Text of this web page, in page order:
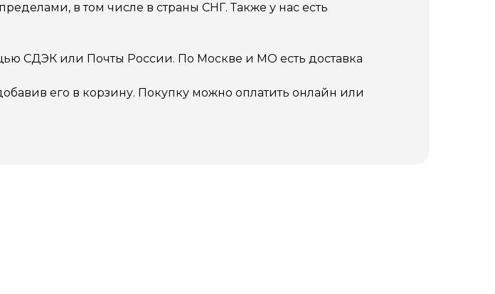
в том числе в страны СНГ. Также у нас есть
СДЭК или Почты России. По Москве и МО есть доставка
его в корзину. Покупку можно оплатить онлайн или